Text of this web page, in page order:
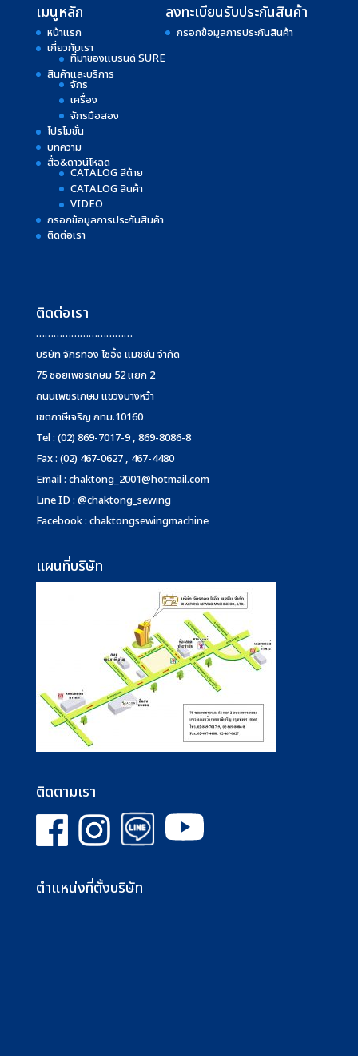
เมนูหลัก
หน้าแรก
เกี่ยวกับเรา
ที่มาของแบรนด์ SURE
สินค้าและบริการ
จักร
เครื่อง
จักรมือสอง
โปรโมชั่น
บทความ
สื่อ&ดาวน์โหลด
CATALOG สีด้าย
CATALOG สินค้า
VIDEO
กรอกข้อมูลการประกันสินค้า
ติดต่อเรา
ลงทะเบียนรับประกันสินค้า
กรอกข้อมูลการประกันสินค้า
ติดต่อเรา
……………………………
บริษัท จักรทอง โซอิ้ง แมชชีน จำกัด
75 ซอยเพชรเกษม 52 แยก 2
ถนนเพชรเกษม แขวงบางหว้า
เขตภาษีเจริญ กทม.10160
Tel : (02) 869-7017-9 , 869-8086-8
Fax : (02) 467-0627 , 467-4480
Email : chaktong_2001@hotmail.com
Line ID : @chaktong_sewing
Facebook : chaktongsewingmachine
แผนที่บริษัท
ติดตามเรา
ตำแหน่งที่ตั้งบริษัท